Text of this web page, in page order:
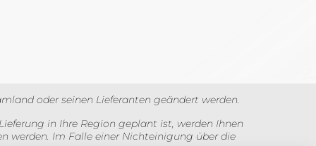
oder seinen Lieferanten geändert werden.
in Ihre Region geplant ist, werden Ihnen
werden. Im Falle einer Nichteinigung über die